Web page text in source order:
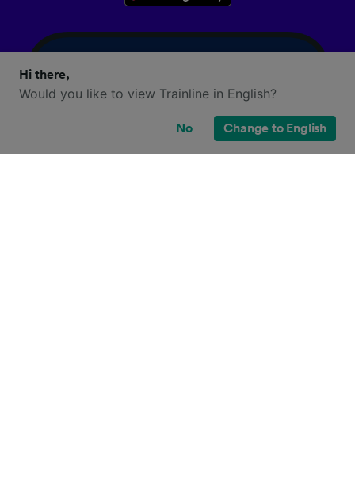
Hi there,
Would you like to view Trainline in English?
No Change to English